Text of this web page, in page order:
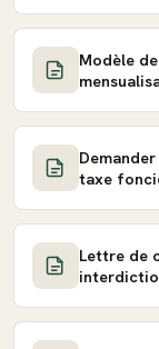
Modèle
taxe
Lettre de